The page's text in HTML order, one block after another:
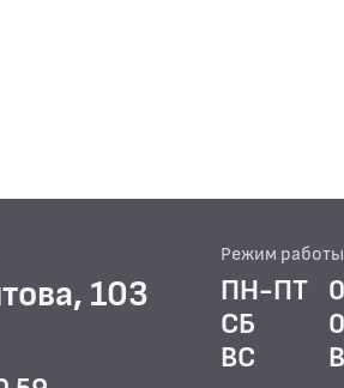
103
Режим работы
ПН-ПТ
СБ
ВС